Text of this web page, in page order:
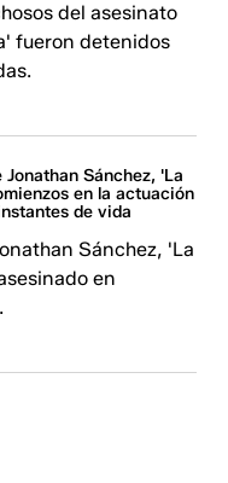
del asesinato
fueron detenidos
Sánchez, 'La
en la actuación
de vida
Sánchez, 'La
en